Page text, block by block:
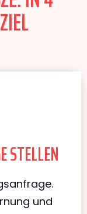
STELLEN
und